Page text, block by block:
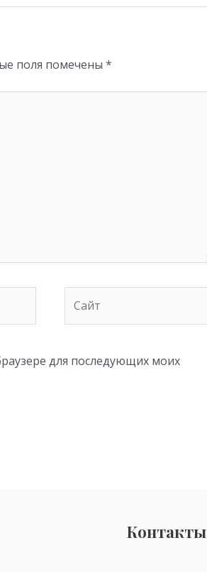
поля помечены *
для последующих моих
Контакты